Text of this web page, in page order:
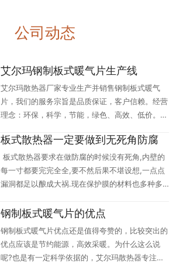
公司动态
艾尔玛钢制板式暖气片生产线
艾尔玛散热器厂家专业生产并销售钢制板式暖气
片，我们的服务宗旨是品质保证，客户信赖。经营
理念：环保，科学，节能，绿色、高效、低价。我
板式散热器一定要做到无死角防腐
板式散热器要求在做防腐的时候没有死角,内壁的
每一寸都要完完全全,要不然后果不堪设想,一点点
漏洞都足以酿成大祸.现在保护膜的材料也多种多
钢制板式暖气片的优点
钢制板式暖气片优点还是值得夸赞的，比较突出的
优点应该是节约能源，高效采暖。为什么这么说
呢?也是有一定科学依据的，艾尔玛散热器专注钢